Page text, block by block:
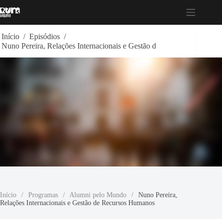
para
Início / Episódios /
Nuno Pereira, Relações Internacionais e Gestão de Recursos Humanos
Início / Programas / Alumni pelo Mundo /
Nuno Pereira,
Relações Internacionais e Gestão de Recursos Humanos